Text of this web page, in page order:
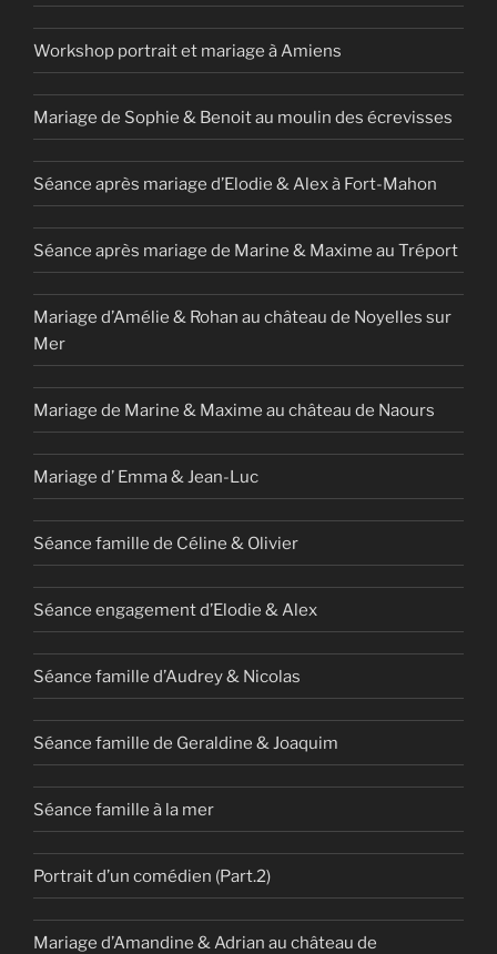
Workshop portrait et mariage à Amiens
Mariage de Sophie & Benoit au moulin des écrevisses
Séance après mariage d’Elodie & Alex à Fort-Mahon
Séance après mariage de Marine & Maxime au Tréport
Mariage d’Amélie & Rohan au château de Noyelles sur
Mer
Mariage de Marine & Maxime au château de Naours
Mariage d’ Emma & Jean-Luc
Séance famille de Céline & Olivier
Séance engagement d’Elodie & Alex
Séance famille d’Audrey & Nicolas
Séance famille de Geraldine & Joaquim
Séance famille à la mer
Portrait d’un comédien (Part.2)
Mariage d’Amandine & Adrian au château de